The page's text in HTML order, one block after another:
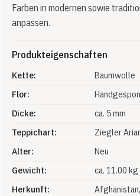
Farben in modernen sowie
anpassen.
Produkteigenschaften
Kette:
Baumwolle
Flor:
Dicke:
ca. 5 mm
Teppichart:
Ziegler
Alter:
Neu
Gewicht:
ca. 11.00 kg
Herkunft:
Afghanistan